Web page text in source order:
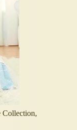
Collection,